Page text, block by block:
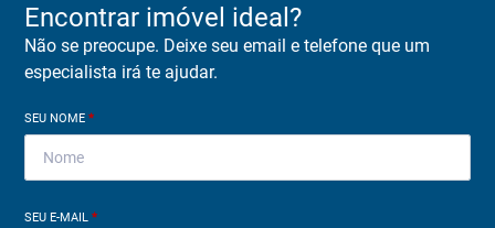
Encontrar imóvel ideal?
Não se preocupe. Deixe seu email e telefone que um
especialista irá te ajudar.
SEU NOME*
SEU E-MAIL*